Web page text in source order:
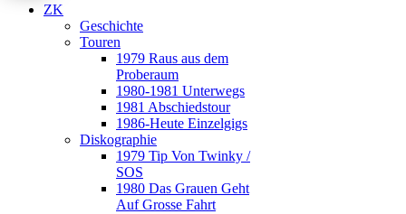
ZK
Geschichte
Touren
1979 Raus aus dem
Proberaum
1980-1981 Unterwegs
1981 Abschiedstour
1986-Heute Einzelgigs
Diskographie
1979 Tip Von Twinky /
SOS
1980 Das Grauen Geht
Auf Grosse Fahrt